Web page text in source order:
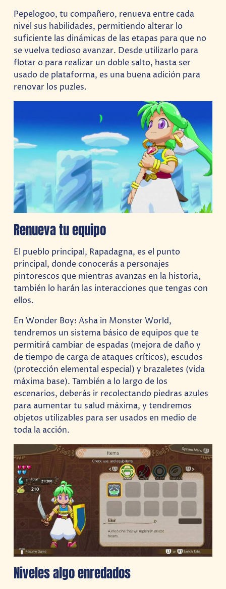
Pepelogoo, tu compañero, renueva entre cada
nivel sus habilidades, permitiendo alterar lo
suficiente las dinámicas de las etapas para que no
se vuelva tedioso avanzar. Desde utilizarlo para
flotar o para realizar un doble salto, hasta ser
usado de plataforma, es una buena adición para
renovar los puzles.
Renueva tu equipo
El pueblo principal, Rapadagna, es el punto
principal, donde conocerás a personajes
pintorescos que mientras avanzas en la historia,
también lo harán las interacciones que tengas con
ellos.
En Wonder Boy: Asha in Monster World,
tendremos un sistema básico de equipos que te
permitirá cambiar de espadas (mejora de daño y
de tiempo de carga de ataques críticos), escudos
(protección elemental especial) y brazaletes (vida
máxima base). También a lo largo de los
escenarios, deberás ir recolectando piedras azules
para aumentar tu salud máxima, y tendremos
objetos utilizables para ser usados en medio de
toda la acción.
Niveles algo enredados